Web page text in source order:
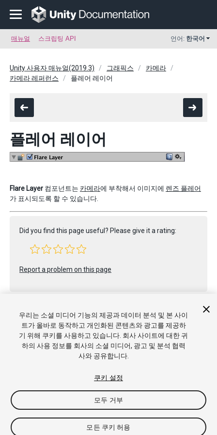
매뉴얼 스크립팅 API 언어: 한국어
Unity 사용자 매뉴얼(2019.3) 그래픽스
카메라
카메라 레퍼런스
플레어 레이어
플레어 레이어
Flare Layer 컴포넌트는 카메라에 부착해서 이미지에 렌즈 플레어
가 표시되도록 할 수 있습니다.
Did you find this page useful? Please give it a rating:
Report a problem on this page
기술 자료
지
우리는 소셜 미디어 기능의 제공과 데이터 분석 및 본 사이
트가 올바로 동작하고 개인화된 콘텐츠와 광고를 제공하
기 위해 쿠키를 사용하고 있습니다. 회사 사이트에 대한 귀
하의 사용 정보를 회사의 소셜 미디어, 광고 및 분석 협력
사와 공유합니다.
쿠키 설정
모두 거부
모든 쿠키 허용